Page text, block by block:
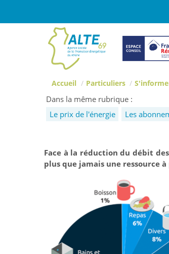
Accueil Particuliers
Dans la même rubrique :
Le prix de l'énergie
Les
Face à la réduction du débit
plus que jamais une ressource